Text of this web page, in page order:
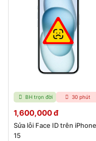
BH trọn đời 30 phút
1,600,000 đ
Sửa lỗi Face ID trên iPhone
15